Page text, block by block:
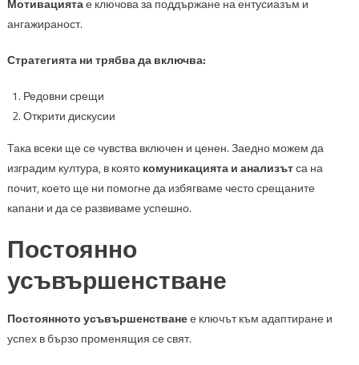
Мотивациятае ключова за поддържане на ентусиазъм и
ангажираност.
Стратегията ни трябва да включва:
Редовни срещи
Открити дискусии
Така всеки ще се чувства включен и ценен. Заедно можем да
изградим култура, в коятокомуникацията и анализътса на
почит, което ще ни помогне да избягваме често срещаните
капани и да се развиваме успешно.
Постоянно
усъвършенстване
Постоянното усъвършенстванее ключът към адаптиране и
успех в бързо променящия се свят.